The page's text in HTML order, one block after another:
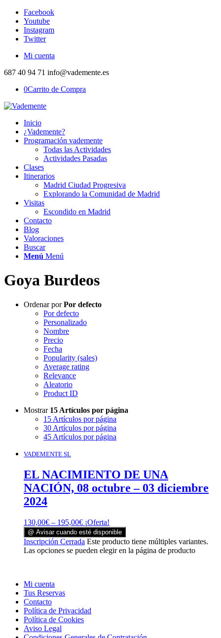
Facebook
Youtube
Instagram
Twitter
Mi cuenta
687 40 94 71 info@vademente.es
0Carrito de Compra
Inicio
¿Vademente?
Programación vademente
Todas las Actividades
Actividades Pasadas
Clases
Itinerarios
Madrid Ciudad Progresiva
Explorando la Comunidad de Madrid
Visitas
Escondido en Madrid
Contacto
Blog
Valoraciones
Buscar
Menú Menú
Goya Burdeos
Ordenar porPor defecto
Por defecto
Personalizado
Nombre
Precio
Fecha
Popularity (sales)
Average rating
Relevance
Aleatorio
Product ID
Mostrar 15 Artículos por página
15 Artículos por página
30 Artículos por página
45 Artículos por página
VADEMENTE SL
EL NACIMIENTO DE UNA
NACIÓN, 08 octubre – 03 diciembre
2024
130,00€ – 195,00€ ¡Oferta!
@ Avisar cuando esté disponible
Inscripción Cerrada Este producto tiene múltiples variantes.
Las opciones se pueden elegir en la página de producto
Mi cuenta
Tus Reservas
Contacto
Política de Privacidad
Política de Cookies
Aviso Legal